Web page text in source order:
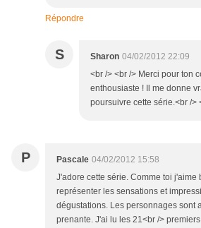
Répondre
S Sharon 04/02/2012 22:09
<br /> <br /> Merci pour ton
enthousiaste ! Il me donne
poursuivre cette série.<br />
P Pascale 04/02/2012 15:58
J'adore cette série. Comme toi j'aime
représenter les sensations et
dégustations. Les personnages sont
prenante. J'ai lu les 21<br />